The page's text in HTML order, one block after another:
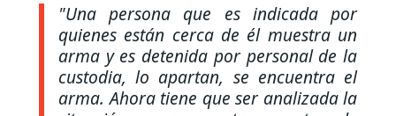
"Una persona que es indicada por
quienes están cerca de él muestra un
arma y es detenida por personal de la
custodia, lo apartan, se encuentra el
arma. Ahora tiene que ser analizada la